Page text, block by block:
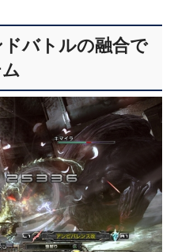
バトルの融合で